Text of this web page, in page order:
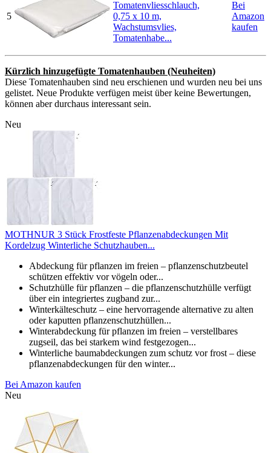
5
Tomatenvliesschlauch,
0,75 x 10 m,
Wachstumsvlies,
Tomatenhabe...
Bei
Amazon
kaufen
Kürzlich hinzugefügte Tomatenhauben (Neuheiten)
Diese Tomatenhauben sind neu erschienen und wurden neu bei uns
gelistet. Neue Produkte verfügen meist über keine Bewertungen,
können aber durchaus interessant sein.
Neu
MOTHNUR 3 Stück Frostfeste Pflanzenabdeckungen Mit
Kordelzug Winterliche Schutzhauben...
Abdeckung für pflanzen im freien – pflanzenschutzbeutel
schützen effektiv vor vögeln oder...
Schutzhülle für pflanzen – die pflanzenschutzhülle verfügt
über ein integriertes zugband zur...
Winterkälteschutz – eine hervorragende alternative zu alten
oder kaputten pflanzenschutzhüllen...
Winterabdeckung für pflanzen im freien – verstellbares
zugseil, das bei starkem wind festgezogen...
Winterliche baumabdeckungen zum schutz vor frost – diese
pflanzenabdeckungen für den winter...
Bei Amazon kaufen
Neu